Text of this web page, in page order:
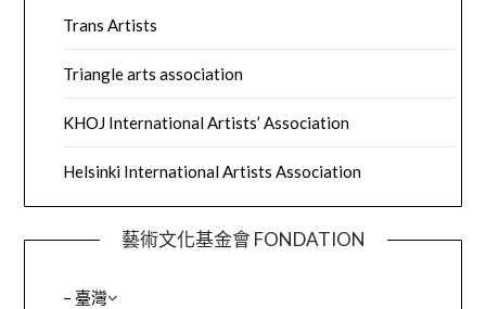
Trans Artists
Triangle arts association
KHOJ International Artists’ Association
Helsinki International Artists Association
藝術文化基金會 FONDATION
– 臺灣